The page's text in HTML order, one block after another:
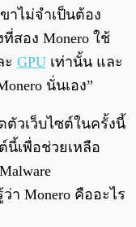
าไม่จำเป็นต้อง
สอง Monero ใช้
ะ GPU เท่านั้น และ
นั่นเอง”
ตัวเว็บไซต์ในครั้งนี้
นี้เพื่อช่วยเหลือ
า Monero คืออะไร